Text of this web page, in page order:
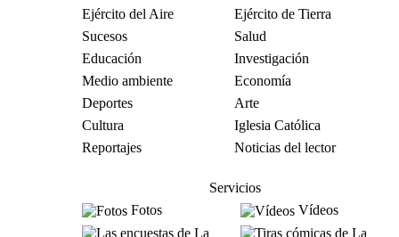
Ejército del Aire
Ejército de Tierra
Sucesos
Salud
Educación
Investigación
Medio ambiente
Economía
Deportes
Arte
Cultura
Iglesia Católica
Reportajes
Noticias del lector
Servicios
Fotos
Vídeos